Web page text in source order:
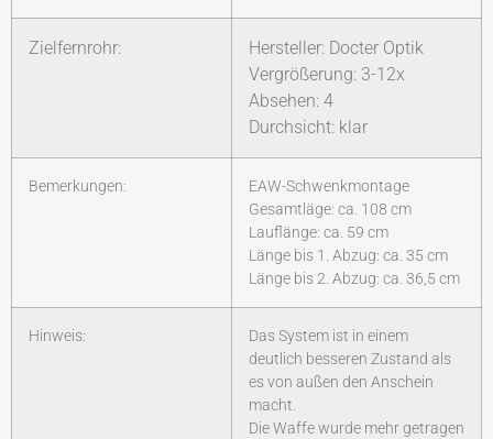
Zielfernrohr:
Hersteller: Docter Optik
Vergrößerung: 3-12x
Absehen: 4
Durchsicht: klar
Bemerkungen:
EAW-Schwenkmontage
Gesamtläge: ca. 108 cm
Lauflänge: ca. 59 cm
Länge bis 1. Abzug: ca. 35 cm
Länge bis 2. Abzug: ca. 36,5 cm
Hinweis:
Das System ist in einem
deutlich besseren Zustand als
es von außen den Anschein
macht.
Die Waffe wurde mehr getragen